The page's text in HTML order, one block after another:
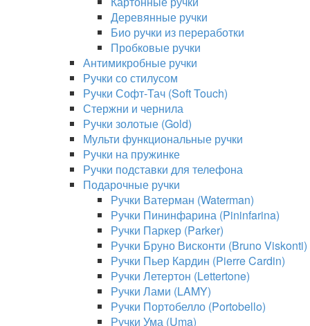
Деревянные ручки
Био ручки из переработки
Пробковые ручки
Антимикробные ручки
Ручки со стилусом
Ручки Софт-Тач (Soft Touch)
Стержни и чернила
Ручки золотые (Gold)
Мульти функциональные ручки
Ручки на пружинке
Ручки подставки для телефона
Подарочные ручки
Ручки Ватерман (Waterman)
Ручки Пининфарина (Pininfarina)
Ручки Паркер (Parker)
Ручки Бруно Висконти (Bruno Viskonti)
Ручки Пьер Кардин (Pierre Cardin)
Ручки Летертон (Lettertone)
Ручки Лами (LAMY)
Ручки Портобелло (Portobello)
Ручки Ума (Uma)